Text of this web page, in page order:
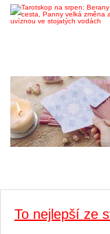
To nejlepší ze